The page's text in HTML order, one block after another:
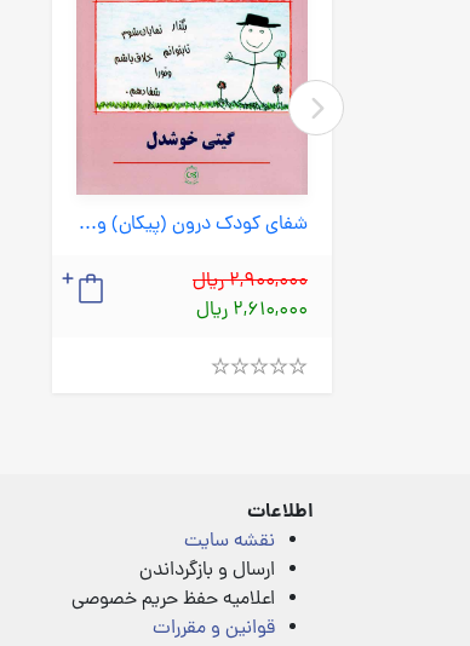
شفای کودک درون (پیکان) وزیری شومیز
2,900,000 ریال
2,610,000 ریال
اطلاعات
نقشه سایت
ارسال و بازگرداندن
اعلامیه حفظ حریم خصوصی
قوانین و مقررات